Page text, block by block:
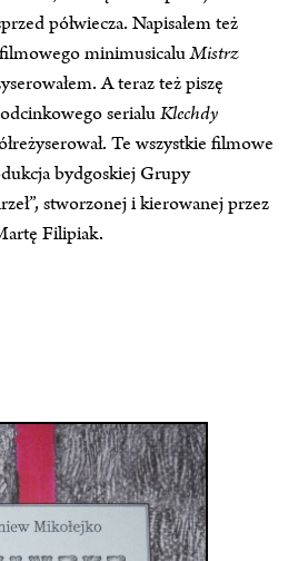
półwiecza. Napisałem też
minimusicaluMistrz
A teraz też piszę
serialuKlechdy
Te wszystkie filmowe
bydgoskiej Grupy
stworzonej i kierowanej przez
Filipiak.